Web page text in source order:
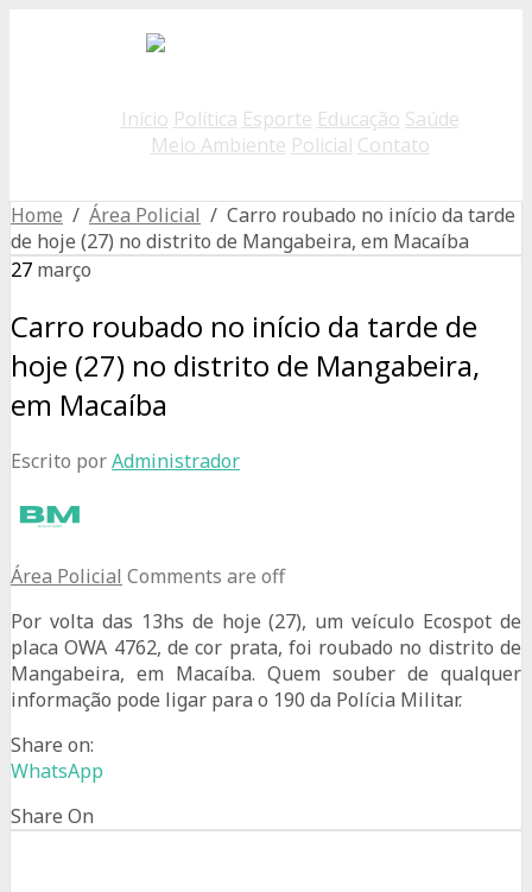
Início Política Esporte Educação Saúde
Meio Ambiente Policial Contato
Home / Área Policial / Carro roubado no início da tarde
de hoje (27) no distrito de Mangabeira, em Macaíba
27 março
Carro roubado no início da tarde de
hoje (27) no distrito de Mangabeira,
em Macaíba
Escrito porAdministrador
Área Policial Comments are off
Por volta das 13hs de hoje (27), um veículo Ecospot de
placa OWA 4762, de cor prata, foi roubado no distrito de
Mangabeira, em Macaíba. Quem souber de qualquer
informação pode ligar para o 190 da Polícia Militar.
Share on:
WhatsApp
Share On